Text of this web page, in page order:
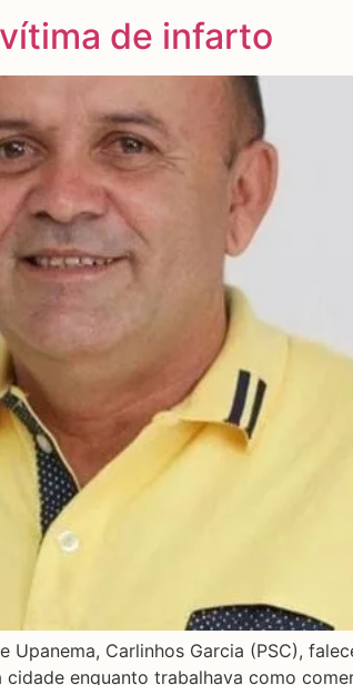
de infarto
Carlinhos Garcia (PSC),
enquanto trabalhava como